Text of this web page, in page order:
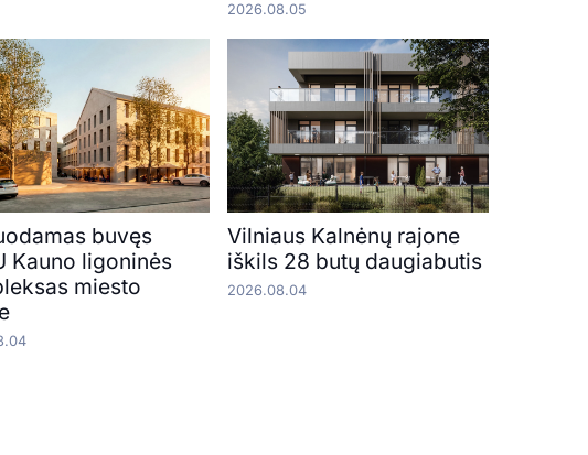
2026.08.05
buvęs
Kauno ligoninės
miesto
Vilniaus Kalnėnų rajone
iškils 28 butų daugiabutis
2026.08.04